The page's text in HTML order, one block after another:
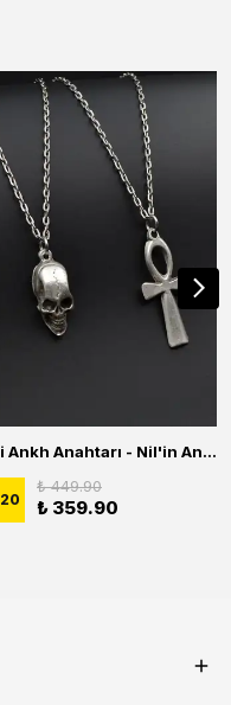
2'li Ankh Anahtarı - Nil'in Anahtarı - Kuru Kafa Erkek Kadın Kolye Seti
20
₺ 449.90
₺ 359.90